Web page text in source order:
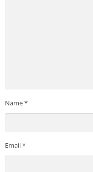
Name*
Email*